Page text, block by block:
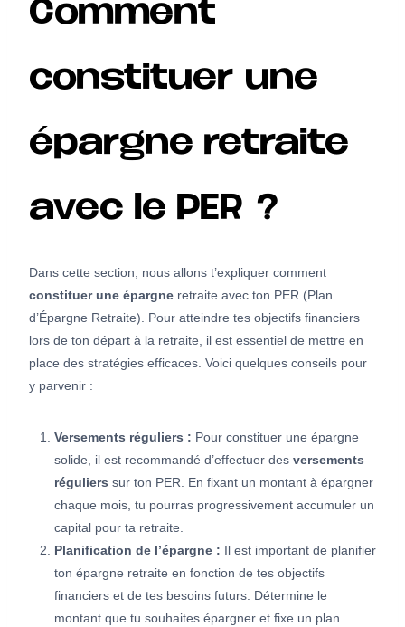
Comment
constituer une
épargne retraite
avec le PER ?
Dans cette section, nous allons t’expliquer comment
constituer une épargne retraite avec ton PER (Plan
d’Épargne Retraite). Pour atteindre tes objectifs financiers
lors de ton départ à la retraite, il est essentiel de mettre en
place des stratégies efficaces. Voici quelques conseils pour
y parvenir :
Versements réguliers : Pour constituer une épargne
solide, il est recommandé d’effectuer des versements
réguliers sur ton PER. En fixant un montant à épargner
chaque mois, tu pourras progressivement accumuler un
capital pour ta retraite.
Planification de l’épargne : Il est important de planifier
ton épargne retraite en fonction de tes objectifs
financiers et de tes besoins futurs. Détermine le
montant que tu souhaites épargner et fixe un plan